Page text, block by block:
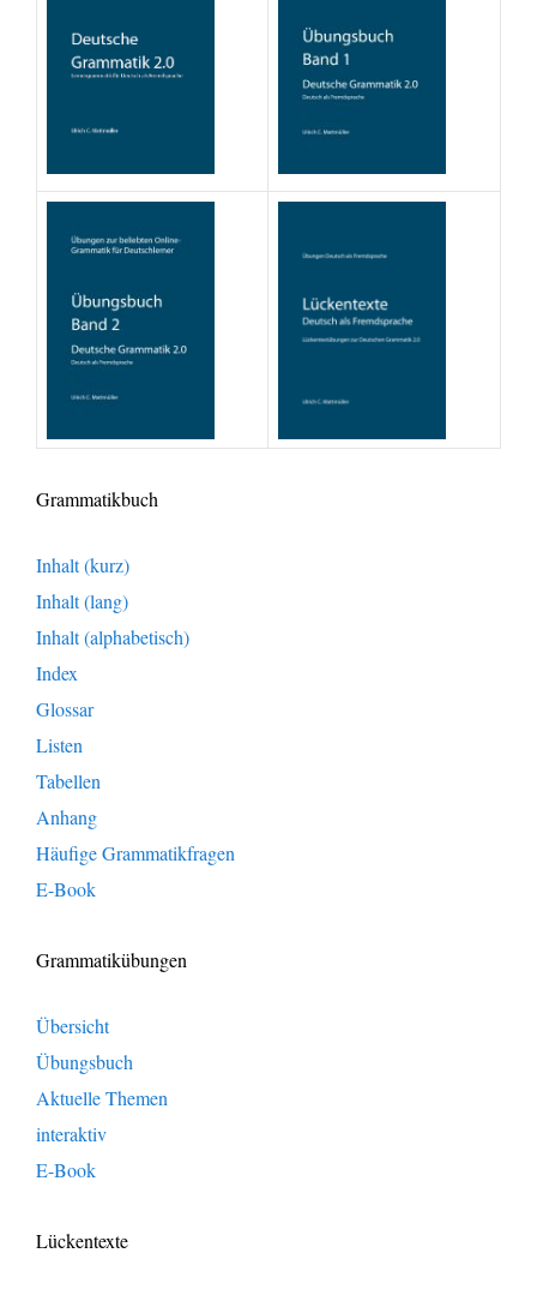
Grammatikbuch
Inhalt (kurz)
Inhalt (lang)
Inhalt (alphabetisch)
Index
Glossar
Listen
Tabellen
Anhang
Häufige Grammatikfragen
E-Book
Grammatikübungen
Übersicht
Übungsbuch
Aktuelle Themen
interaktiv
E-Book
Lückentexte